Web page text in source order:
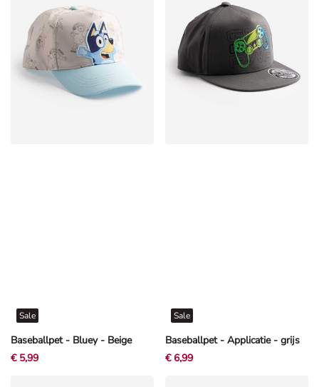
Baseballpet - Bluey - Beige
Sale
€ 5,99
Baseballpet - Applicatie - grijs
Sale
€ 6,99